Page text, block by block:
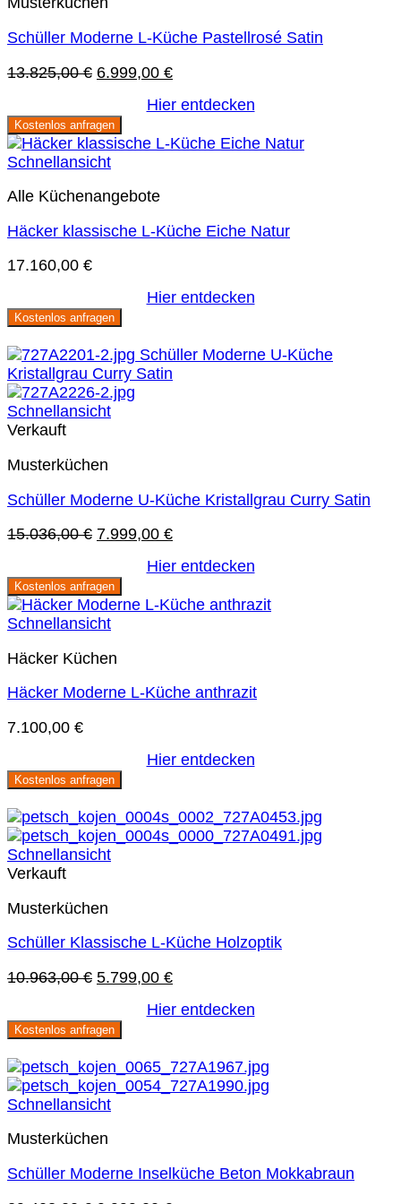
Schüller Moderne L-Küche Pastellrosé Satin
13.825,00€ Ursprünglicher
13.825,00 €
6.999,00 €Aktueller
ist:
Hier entdecken
Kostenlos anfragen
Schnellansicht
Alle Küchenangebote
Häcker klassische L-Küche Eiche Natur
17.160,00 €
Hier entdecken
Kostenlos anfragen
Schnellansicht
Verkauft
Musterküchen
Schüller Moderne U-Küche Kristallgrau Curry Satin
15.036,00€ Ursprünglicher
15.036,00 €
7.999,00 €Aktueller
ist:
Hier entdecken
Kostenlos anfragen
Schnellansicht
Häcker Küchen
Häcker Moderne L-Küche anthrazit
7.100,00 €
Hier entdecken
Kostenlos anfragen
Schnellansicht
Verkauft
Musterküchen
Schüller Klassische L-Küche Holzoptik
10.963,00€ Ursprünglicher
10.963,00 €
5.799,00 €Aktueller
ist:
Hier entdecken
Kostenlos anfragen
Schnellansicht
Musterküchen
Schüller Moderne Inselküche Beton Mokkabraun